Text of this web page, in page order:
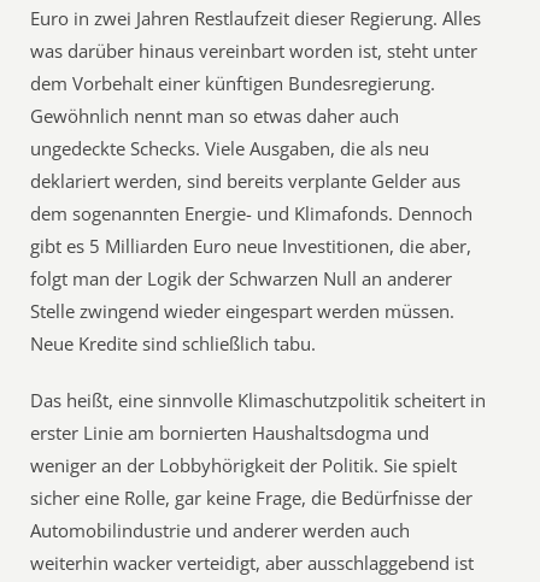
Euro in zwei Jahren Restlaufzeit dieser Regierung. Alles
was darüber hinaus vereinbart worden ist, steht unter
dem Vorbehalt einer künftigen Bundesregierung.
Gewöhnlich nennt man so etwas daher auch
ungedeckte Schecks. Viele Ausgaben, die als neu
deklariert werden, sind bereits verplante Gelder aus
dem sogenannten Energie- und Klimafonds. Dennoch
gibt es 5 Milliarden Euro neue Investitionen, die aber,
folgt man der Logik der Schwarzen Null an anderer
Stelle zwingend wieder eingespart werden müssen.
Neue Kredite sind schließlich tabu.
Das heißt, eine sinnvolle Klimaschutzpolitik scheitert in
erster Linie am bornierten Haushaltsdogma und
weniger an der Lobbyhörigkeit der Politik. Sie spielt
sicher eine Rolle, gar keine Frage, die Bedürfnisse der
Automobilindustrie und anderer werden auch
weiterhin wacker verteidigt, aber ausschlaggebend ist